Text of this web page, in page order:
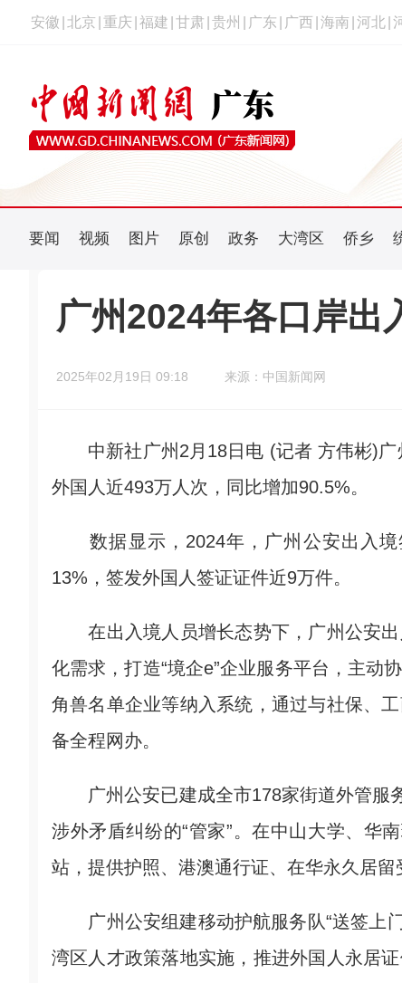
安徽 北京 重庆 福建 甘肃 贵州 广东 广西 海南 河北
要闻 视频 图片 原创 政务 大湾区 侨乡
广州2024年各口岸出
2025年02月19日 09:18 来源：中国新闻网
中新社广州2月18日电 (记者 方伟彬)广
外国人近493万人次，同比增加90.5%。
数据显示，2024年，广州公安出入境
13%，签发外国人签证证件近9万件。
在出入境人员增长态势下，广州公安出
化需求，打造“境企e”企业服务平台，主动
角兽名单企业等纳入系统，通过与社保、
备全程网办。
广州公安已建成全市178家街道外管服务
涉外矛盾纠纷的“管家”。在中山大学、华
站，提供护照、港澳通行证、在华永久居留
广州公安组建移动护航服务队“送签上门
湾区人才政策落地实施，推进外国人永居